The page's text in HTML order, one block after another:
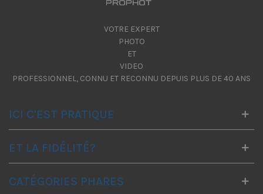
VOTRE EXPERT
PHOTO
ET
VIDEO
PROFESSIONNEL, CONNU ET RECONNU DEPUIS PLUS DE 40 ANS
ICI C'EST PRATIQUE
ET LA FIDÉLITÉ?
CATÉGORIES PHARES